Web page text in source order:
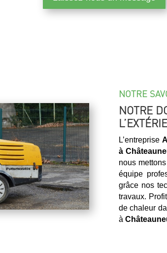
NOTRE
NOTRE
L’entreprise
à
nous
équipe
grâce nos
travaux.
de chaleur
à